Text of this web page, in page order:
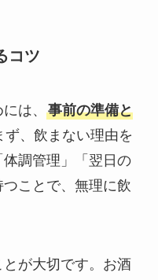
コツ
は、
事前の準備と
ず、飲まない理由を
調管理」「翌日の
ことで、無理に飲
が大切です。お酒